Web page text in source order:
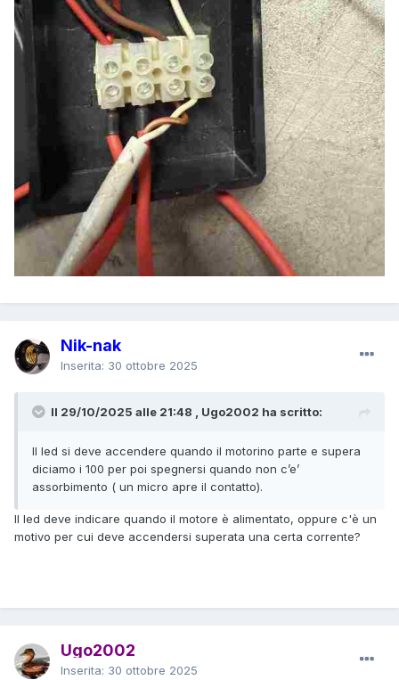
Nik-nak
Inserita: 30 ottobre 2025
Il 29/10/2025 alle 21:48 , Ugo2002 ha scritto:
Il led si deve accendere quando il motorino parte e supera
diciamo i 100 per poi spegnersi quando non c’e’
assorbimento ( un micro apre il contatto).
Il led deve indicare quando il motore è alimentato, oppure c'è un
motivo per cui deve accendersi superata una certa corrente?
Ugo2002
Inserita: 30 ottobre 2025